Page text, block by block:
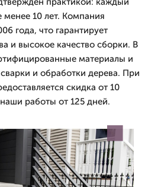
менее 10 лет. Компания
года, что гарантирует
и высокое качество сборки. В
материалы и
и обработки дерева. При
скидка от 10
работы от 125 дней.